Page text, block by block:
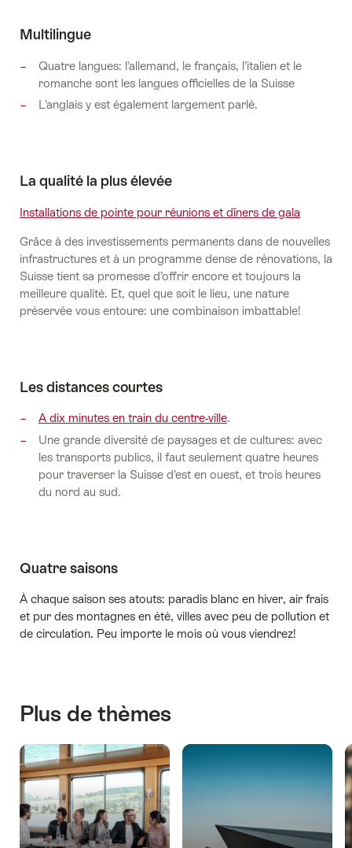
Multilingue
Quatre langues: l’allemand, le français, l’italien et le
romanche sont les langues officielles de la Suisse
L’anglais y est également largement parlé.
La qualité la plus élevée
Installations de pointe pour réunions et dîners de gala
Grâce à des investissements permanents dans de nouvelles
infrastructures et à un programme dense de rénovations, la
Suisse tient sa promesse d’offrir encore et toujours la
meilleure qualité. Et, quel que soit le lieu, une nature
préservée vous entoure: une combinaison imbattable!
Les distances courtes
A dix minutes en train du centre-ville.
Une grande diversité de paysages et de cultures: avec
les transports publics, il faut seulement quatre heures
pour traverser la Suisse d’est en ouest, et trois heures
du nord au sud.
Quatre saisons
À chaque saison ses atouts: paradis blanc en hiver, air frais
et pur des montagnes en été, villes avec peu de pollution et
de circulation. Peu importe le mois où vous viendrez!
Plus de thèmes